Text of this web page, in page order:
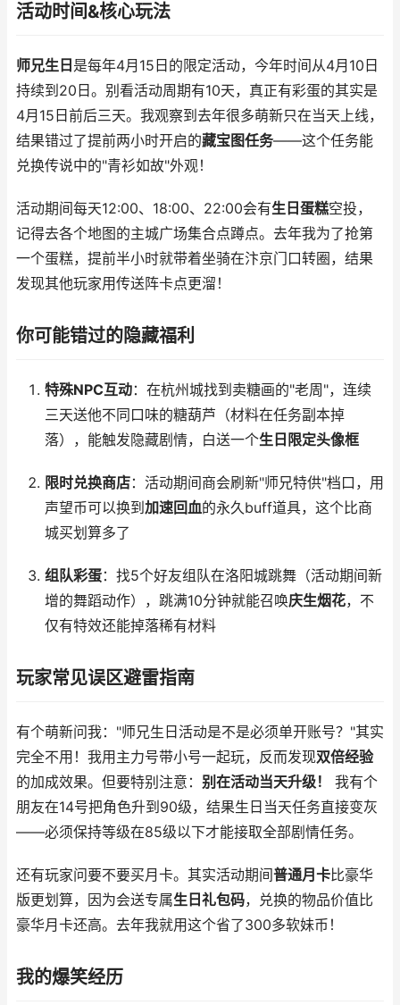
活动时间&核心玩法
师兄生日 是每年4月15日的限定活动，今年时间从4月10日
持续到20日。别看活动周期有10天，真正有彩蛋的其实是
4月15日前后三天。我观察到去年很多萌新只在当天上线，
结果错过了提前两小时开启的藏宝图任务——这个任务能
兑换传说中的"青衫如故"外观！
活动期间每天12:00、18:00、22:00会有生日蛋糕空投，
记得去各个地图的主城广场集合点蹲点。去年我为了抢第
一个蛋糕，提前半小时就带着坐骑在汴京门口转圈，结果
发现其他玩家用传送阵卡点更溜！
你可能错过的隐藏福利
特殊NPC互动：在杭州城找到卖糖画的"老周"，连续
三天送他不同口味的糖葫芦（材料在任务副本掉
落），能触发隐藏剧情，白送一个生日限定头像框
限时兑换商店：活动期间商会刷新"师兄特供"档口，用
声望币可以换到 加速回血的永久buff道具，这个比商
城买划算多了
组队彩蛋：找5个好友组队在洛阳城跳舞（活动期间新
增的舞蹈动作），跳满10分钟就能召唤庆生烟花，不
仅有特效还能掉落稀有材料
玩家常见误区避雷指南
有个萌新问我："师兄生日活动是不是必须单开账号？"其实
完全不用！我用主力号带小号一起玩，反而发现双倍经验
的加成效果。但要特别注意： 别在活动当天升级！
我有个
朋友在14号把角色升到90级，结果生日当天任务直接变灰
——必须保持等级在85级以下才能接取全部剧情任务。
还有玩家问要不要买月卡。其实活动期间普通月卡比豪华
版更划算，因为会送专属生日礼包码，兑换的物品价值比
豪华月卡还高。去年我就用这个省了300多软妹币！
我的爆笑经历